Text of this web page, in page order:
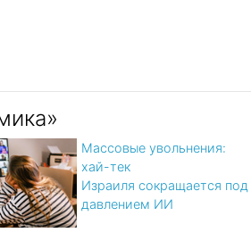
Массовые увольнения:
хай-тек
Израиля сокращается под
давлением ИИ